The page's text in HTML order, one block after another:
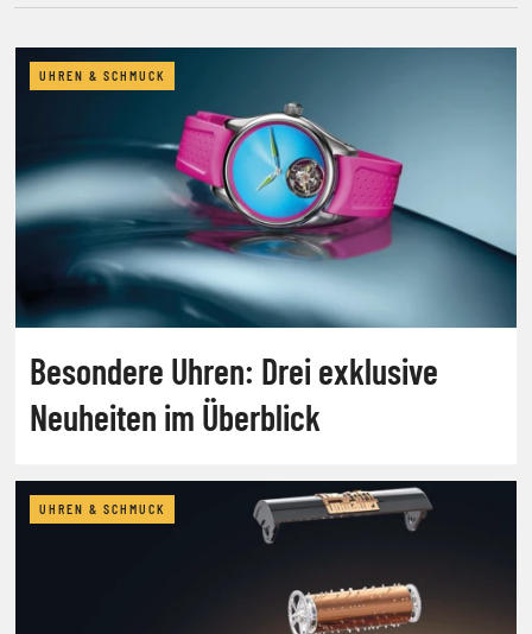
UHREN & SCHMUCK
Besondere Uhren: Drei exklusive
Neuheiten im Überblick
UHREN & SCHMUCK